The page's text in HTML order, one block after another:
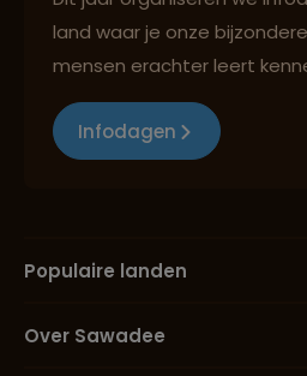
land waar je onze
mensen erachter leert
Infodagen
Populaire landen
Over Sawadee